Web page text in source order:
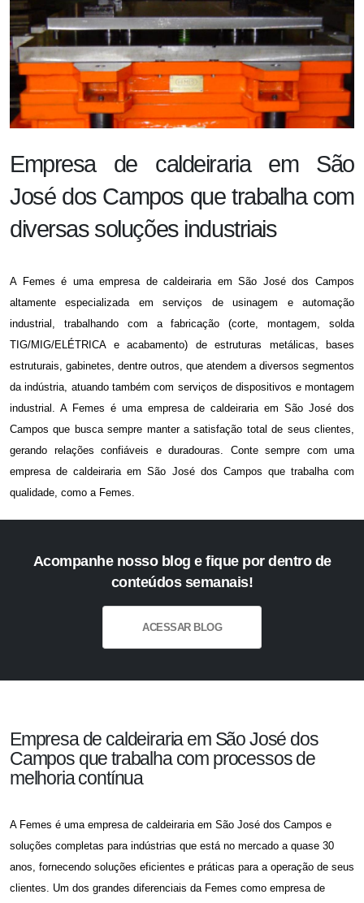
Empresa de caldeiraria em São
José dos Campos que trabalha com
diversas soluções industriais
A Femes é umaempresa de caldeiraria em São José dos Campos
altamente especializada em serviços de usinagem e automação
industrial, trabalhando com a fabricação (corte, montagem, solda
TIG/MIG/ELÉTRICA e acabamento) de estruturas metálicas, bases
estruturais, gabinetes, dentre outros, que atendem a diversos segmentos
da indústria, atuando também com serviços de dispositivos e montagem
industrial. A Femes é uma empresa de caldeiraria em São José dos
Campos que busca sempre manter a satisfação total de seus clientes,
gerando relações confiáveis e duradouras. Conte sempre com uma
empresa de caldeiraria em São José dos Campos que trabalha com
qualidade, como a Femes.
Acompanhe nosso blog e fique por dentro de
conteúdos semanais!
ACESSAR BLOG
Empresa de caldeiraria em São José dos
Campos que trabalha com processos de
melhoria contínua
A Femes é uma empresa de caldeiraria em São José dos Campos e
soluções completas para indústrias que está no mercado a quase 30
anos, fornecendo soluções eficientes e práticas para a operação de seus
clientes. Um dos grandes diferenciais da Femes como empresa de